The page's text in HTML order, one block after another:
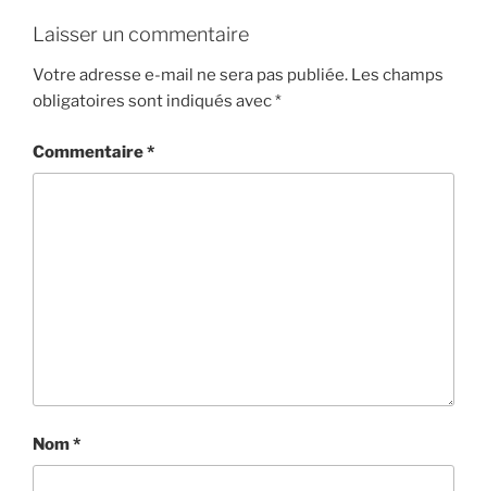
Laisser un commentaire
Votre adresse e-mail ne sera pas publiée. Les champs
obligatoires sont indiqués avec*
Commentaire*
Nom*